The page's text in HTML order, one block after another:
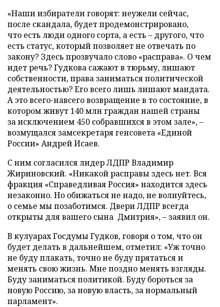
«Наши избиратели говорят: неужели сейчас,
после скандала, будет продемонстрировано,
что есть люди одного сорта, а есть – другого, что
есть статус, который позволяет не отвечать по
закону? Здесь прозвучало слово «расправа». О чем
идет речь? Гудкова сажают в тюрьму, лишают
собственности, права заниматься политической
деятельностью? Его всего лишь лишают мандата.
А это всего-навсего возвращение в то состояние, в
котором живут 140 млн граждан нашей страны
за исключением 450 собравшихся в этом зале», –
возмущался замсекретаря генсовета «Единой
России» Андрей Исаев.
С ним согласился лидер ЛДПР Владимир
Жириновский. «Никакой расправы здесь нет. Вся
фракция «Справедливая Россия» находится здесь
незаконно. Но обижаться не надо, не волнуйтесь,
о семье мы позаботимся. Двери ЛДПР всегда
открыты для вашего сына Дмитрия», – заявил он.
В кулуарах Госдумы Гудков, говоря о том, что он
будет делать в дальнейшем, отметил: «Уж точно
не буду плакать, точно не буду прятаться и
менять свою жизнь. Мне поздно менять взгляды.
Буду заниматься политикой. Буду бороться за
новую Россию, за новую власть, за нормальный
парламент».